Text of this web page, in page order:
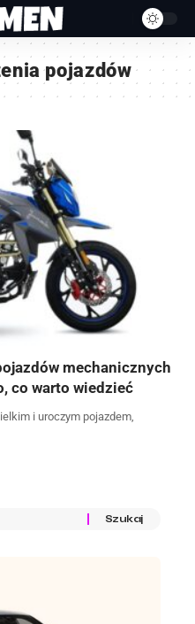
pojazdów
mechanicznych
co warto wiedzieć
i uroczym pojazdem,